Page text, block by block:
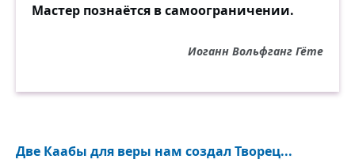
Мастер познаётся в самоограничении.
Иоганн Вольфганг Гёте
Две Каабы для веры нам создал Творец...